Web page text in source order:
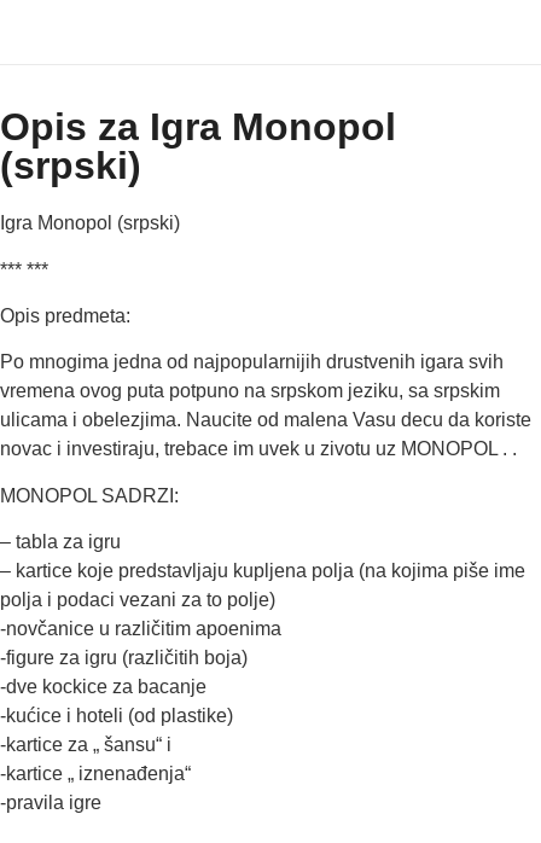
Opis za Igra Monopol
(srpski)
Igra Monopol (srpski)
*** ***
Opis predmeta:
Po mnogima jedna od najpopularnijih drustvenih igara svih
vremena ovog puta potpuno na srpskom jeziku, sa srpskim
ulicama i obelezjima. Naucite od malena Vasu decu da koriste
novac i investiraju, trebace im uvek u zivotu uz MONOPOL . .
MONOPOL SADRZI:
– tabla za igru
– kartice koje predstavljaju kupljena polja (na kojima piše ime
polja i podaci vezani za to polje)
-novčanice u različitim apoenima
-figure za igru (različitih boja)
-dve kockice za bacanje
-kućice i hoteli (od plastike)
-kartice za „ šansu“ i
-kartice „ iznenađenja“
-pravila igre